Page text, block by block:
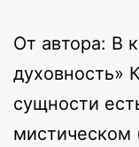
От автора: В
духовность»
сущности
мистическом